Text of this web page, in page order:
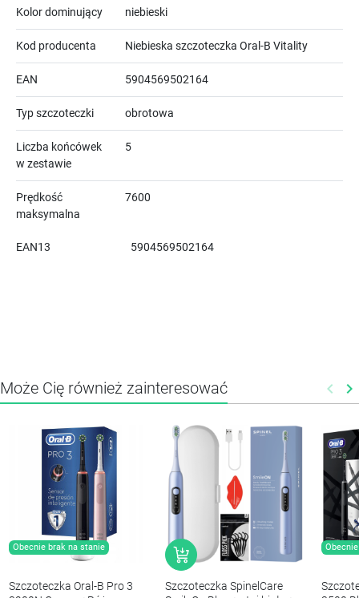
Kolor dominujący niebieski
Kod producenta Niebieska szczoteczka Oral-B Vitality
EAN 5904569502164
Typ szczoteczki obrotowa
Liczba końcówek
w zestawie
5
Prędkość
maksymalna
7600
EAN13 5904569502164
Może Cię również zainteresować keyboard_arrow_left keyboard_arrow_right
Obecnie brak na stanie
Szczoteczka Oral-B Pro 3
Szczoteczka SpinelCare